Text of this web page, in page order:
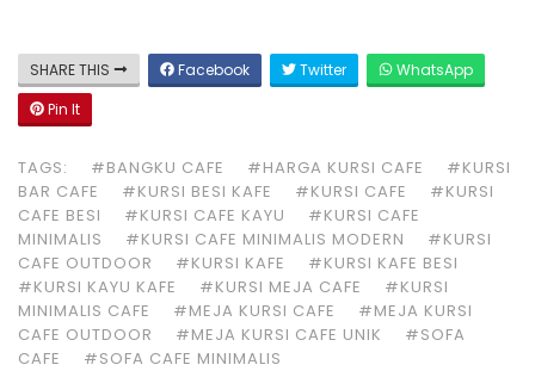
SHARE THIS Facebook Twitter
WhatsApp
Pin It
TAGS: #BANGKU CAFE #HARGA KURSI CAFE
#KURSI
BAR CAFE
#KURSI BESI KAFE #KURSI CAFE
#KURSI
CAFE BESI
#KURSI CAFE KAYU
#KURSI CAFE
MINIMALIS
#KURSI CAFE MINIMALIS MODERN
#KURSI
CAFE OUTDOOR
#KURSI KAFE
#KURSI KAFE BESI
#KURSI KAYU KAFE
#KURSI MEJA CAFE
#KURSI
MINIMALIS CAFE
#MEJA KURSI CAFE
#MEJA KURSI
CAFE OUTDOOR
#MEJA KURSI CAFE UNIK
#SOFA
CAFE
#SOFA CAFE MINIMALIS